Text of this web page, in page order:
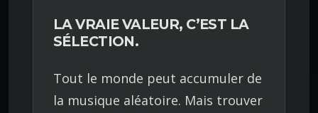
LA VRAIE VALEUR, C’EST LA
SÉLECTION.
Tout le monde peut accumuler de
la musique aléatoire. Mais trouver